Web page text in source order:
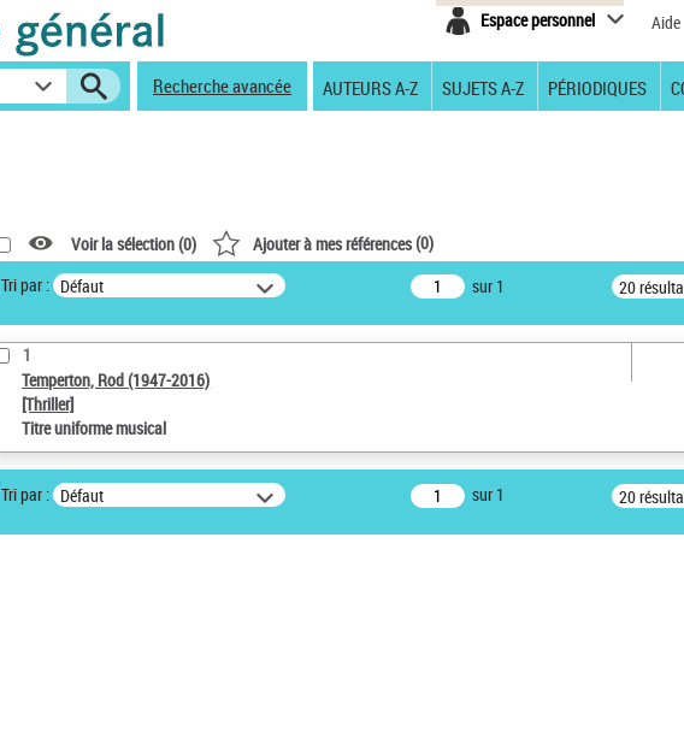
Espace personnel Aide
Recherche avancée AUTEURS A-Z SUJETS A-Z PÉRIODIQUES
Voir la sélection (0) Ajouter à mes références(0)
Tri par : Défaut sur 1 20
1
Temperton, Rod (1947-2016)
[Thriller]
Titre uniforme musical
Tri par : Défaut sur 1 20